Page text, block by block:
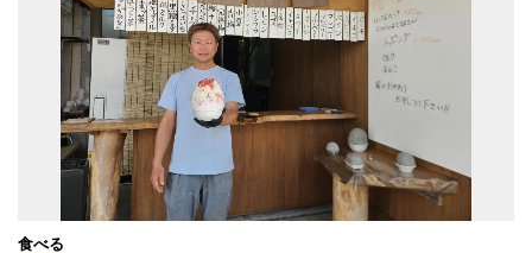
食べる